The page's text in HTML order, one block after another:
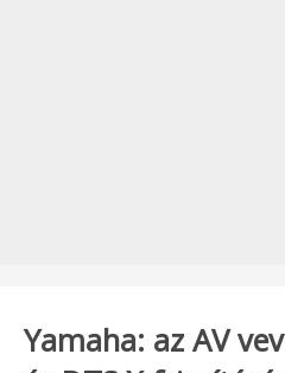
Yamaha: az AV